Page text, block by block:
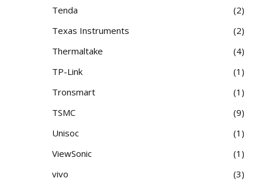
Tenda
2
Texas Instruments
2
Thermaltake
4
TP-Link
1
Tronsmart
1
TSMC
9
Unisoc
1
ViewSonic
1
vivo
3